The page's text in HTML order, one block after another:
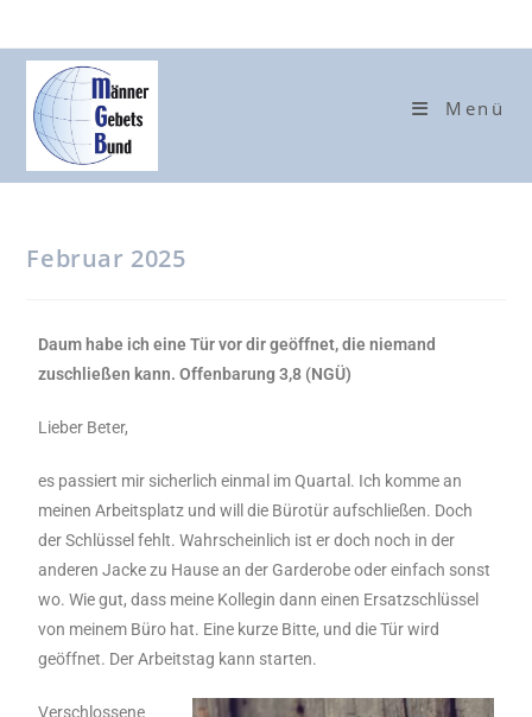
Menü
Februar 2025
Daum habe ich eine Tür vor dir geöffnet, die niemand
zuschließen kann. Offenbarung 3,8 (NGÜ)
Lieber Beter,
es passiert mir sicherlich einmal im Quartal. Ich komme an
meinen Arbeitsplatz und will die Bürotür aufschließen. Doch
der Schlüssel fehlt. Wahrscheinlich ist er doch noch in der
anderen Jacke zu Hause an der Garderobe oder einfach sonst
wo. Wie gut, dass meine Kollegin dann einen Ersatzschlüssel
von meinem Büro hat. Eine kurze Bitte, und die Tür wird
geöffnet. Der Arbeitstag kann starten.
Verschlossene